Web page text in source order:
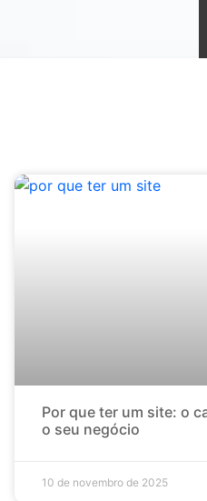
Por que ter um site: o
o seu negócio
10 de novembro de 2025